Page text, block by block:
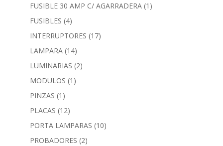
FUSIBLE 30 AMP C/ AGARRADERA (1)
FUSIBLES (4)
INTERRUPTORES (17)
LAMPARA (14)
LUMINARIAS (2)
MODULOS (1)
PINZAS (1)
PLACAS (12)
PORTA LAMPARAS (10)
PROBADORES (2)